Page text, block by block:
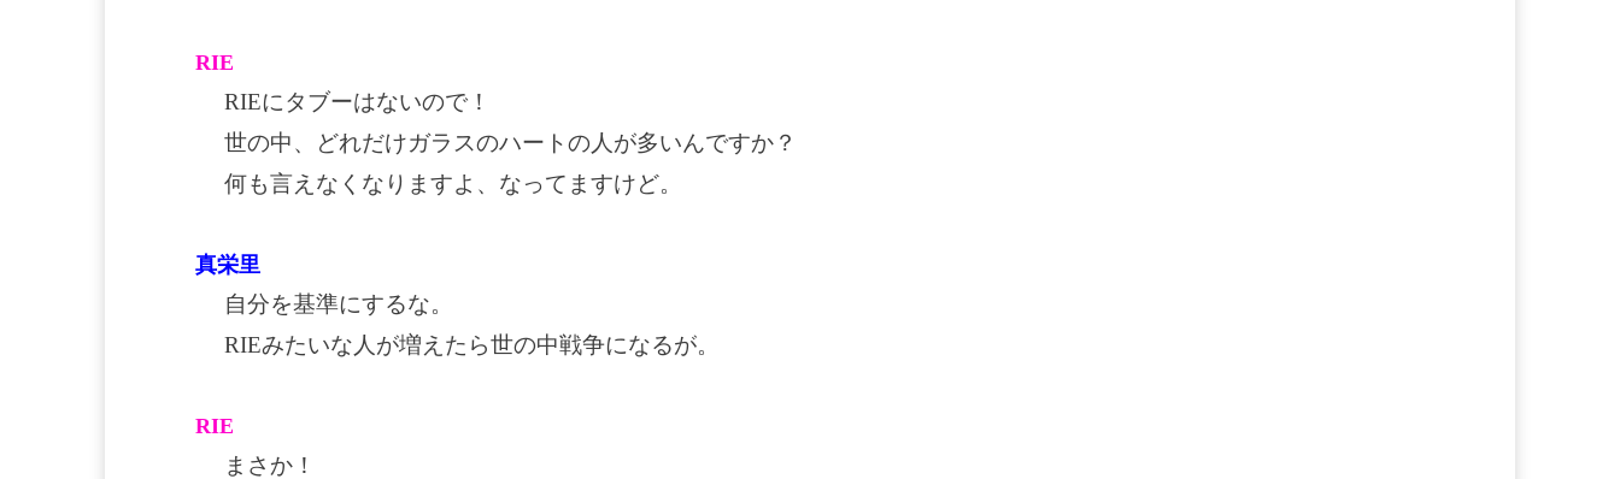
RIE
RIEにタブーはないので！
世の中、どれだけガラスのハートの人が多いんですか？
何も言えなくなりますよ、なってますけど。
真栄里
自分を基準にするな。
RIEみたいな人が増えたら世の中戦争になるが。
RIE
まさか！